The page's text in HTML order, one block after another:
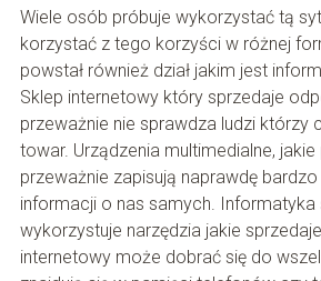
Wiele osób próbuje wykorzystać tą
korzystać z tego korzyści w różnej
powstał również dział jakim jest
Sklep internetowy który sprzedaje
przeważnie nie sprawdza ludzi którzy
towar. Urządzenia multimedialne,
przeważnie zapisują naprawdę
informacji o nas samych.
wykorzystuje narzędzia jakie
internetowy może dobrać się do